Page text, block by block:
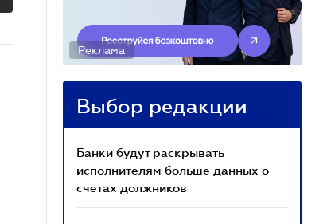
Реклама
Выбор редакции
Банки будут раскрывать
исполнителям больше данных о
счетах должников